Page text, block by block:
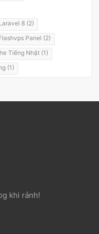
8 (2)
Panel (2)
Tiếng Nhật (1)
(1)
(1)
1 (1)
khi rảnh!